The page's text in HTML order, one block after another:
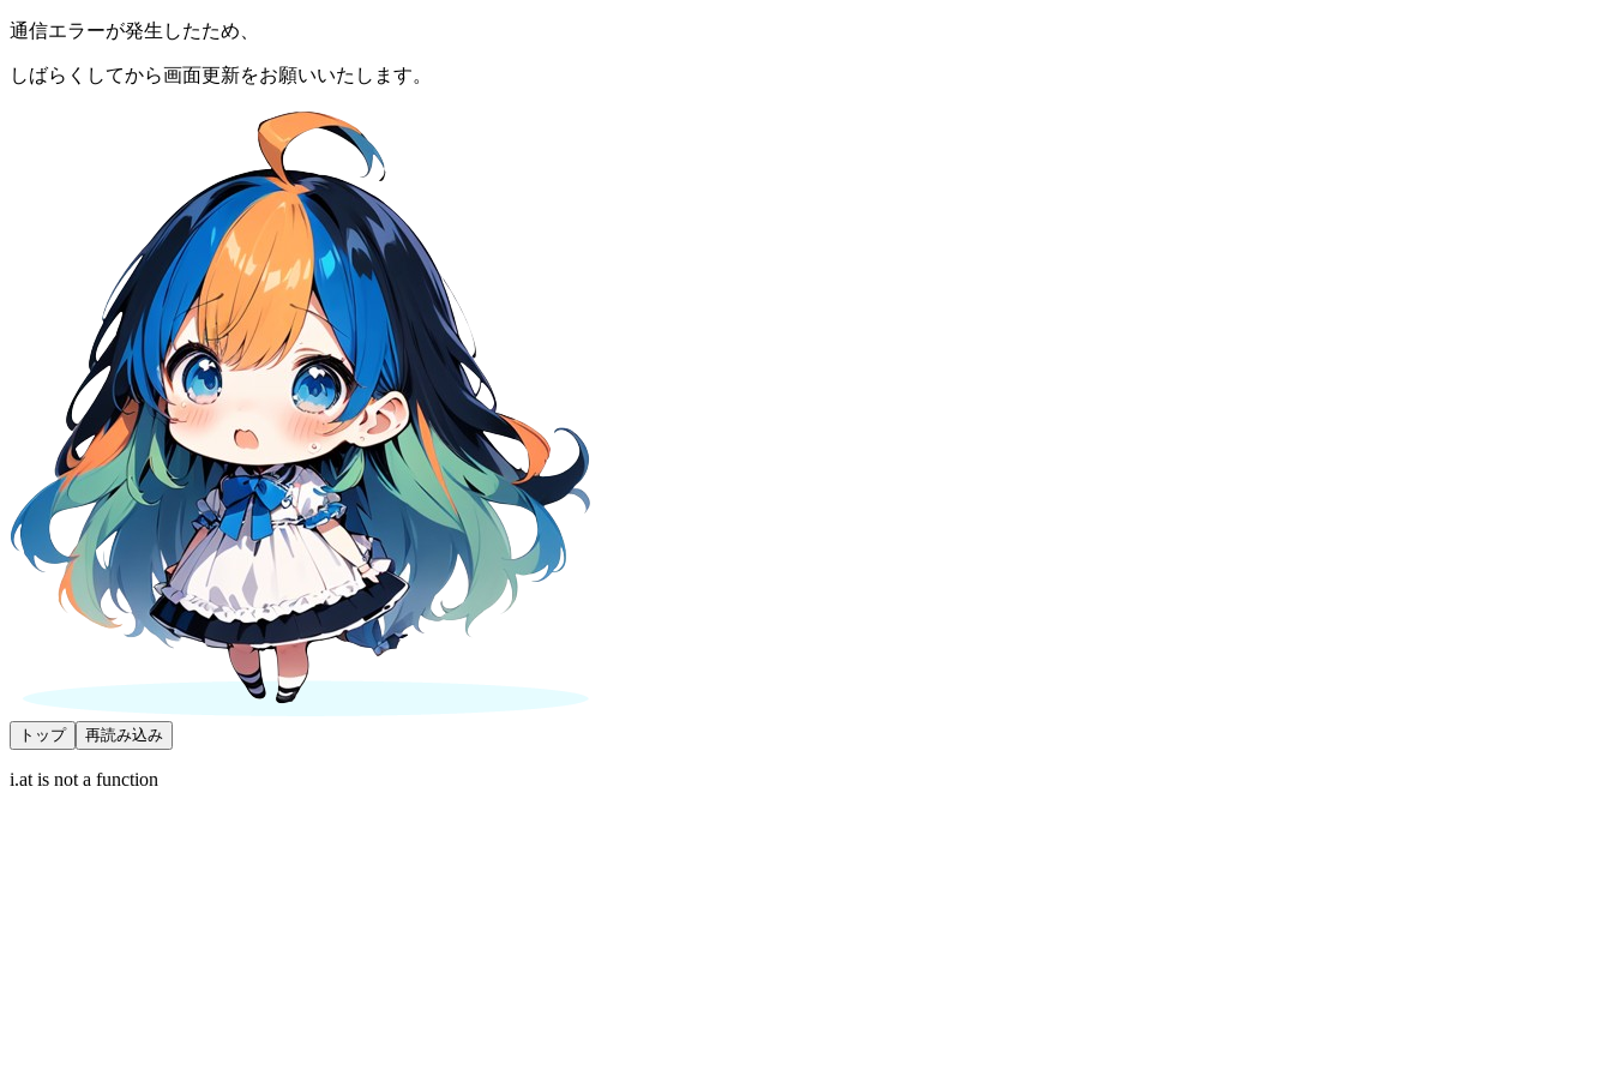
通信エラーが発生したため、
しばらくしてから画面更新をお願いいたします。
トップ 再読み込み
i.at is not a function